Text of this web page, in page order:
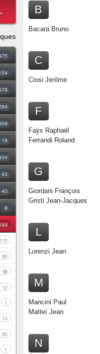
18
43
40
8
112
85
18
12
1
13
35
1
B
Bacara Bruno
C
Ciosi Jerôme
F
Faÿs Raphaël
Ferrandi Roland
G
Giordani François
Gristi Jean-Jacques
L
Lorenzi Jean
M
Mancini Paul
Matteï Jean
N